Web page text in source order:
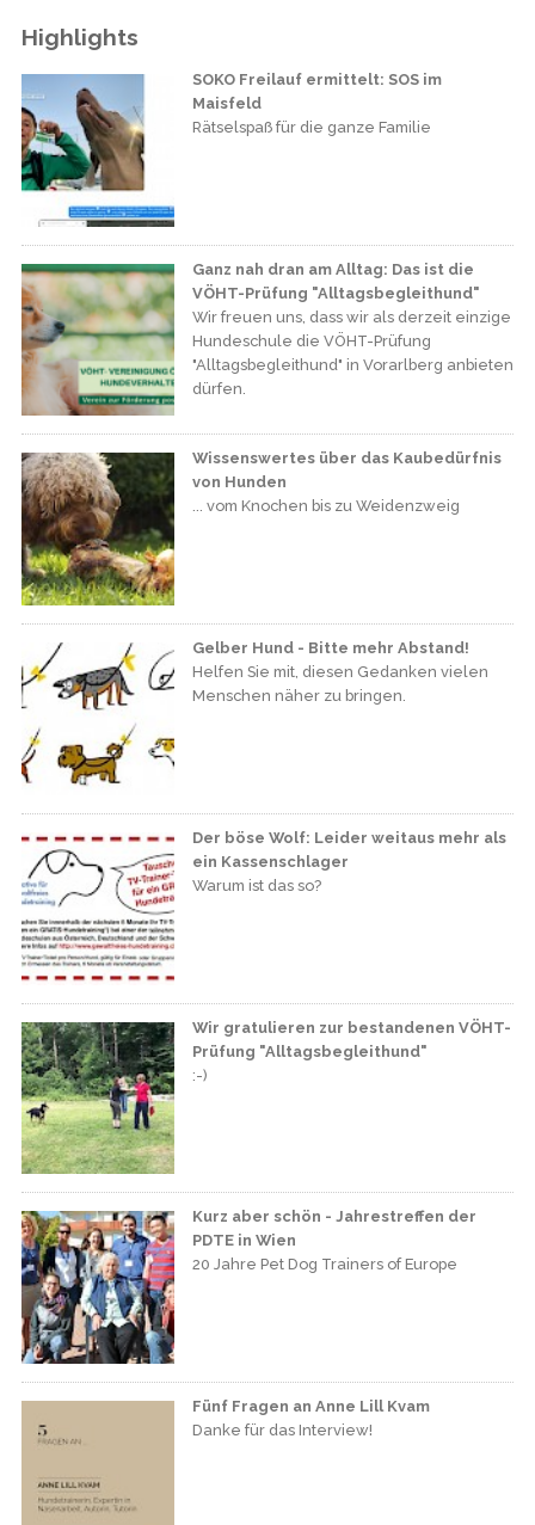
Highlights
SOKO Freilauf ermittelt: SOS im
Maisfeld
Rätselspaß für die ganze Familie
Ganz nah dran am Alltag: Das ist die
VÖHT-Prüfung "Alltagsbegleithund"
Wir freuen uns, dass wir als derzeit einzige
Hundeschule die VÖHT-Prüfung
"Alltagsbegleithund" in Vorarlberg anbieten
dürfen.
Wissenswertes über das Kaubedürfnis
von Hunden
... vom Knochen bis zu Weidenzweig
Gelber Hund - Bitte mehr Abstand!
Helfen Sie mit, diesen Gedanken vielen
Menschen näher zu bringen.
Der böse Wolf: Leider weitaus mehr als
ein Kassenschlager
Warum ist das so?
Wir gratulieren zur bestandenen VÖHT-
Prüfung "Alltagsbegleithund"
:-)
Kurz aber schön - Jahrestreffen der
PDTE in Wien
20 Jahre Pet Dog Trainers of Europe
Fünf Fragen an Anne Lill Kvam
Danke für das Interview!